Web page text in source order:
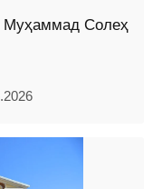
Муҳаммад Солеҳ